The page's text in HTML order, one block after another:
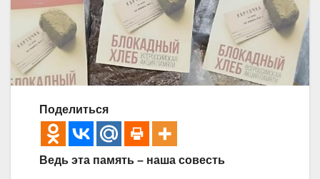
Поделиться
Ведь эта память – наша совесть